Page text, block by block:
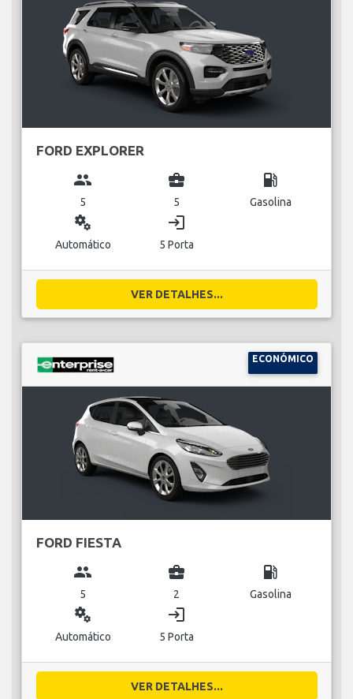
FORD EXPLORER
group
5
business_center
5
local_gas_station
Gasolina
miscellaneous_services
Automático
login
5 Porta
VER DETALHES...
ECONÓMICO
FORD FIESTA
group
5
business_center
2
local_gas_station
Gasolina
miscellaneous_services
Automático
login
5 Porta
VER DETALHES...